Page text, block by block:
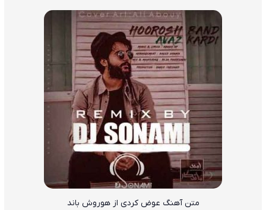
متن آهنگ عوض کردی از هوروش باند